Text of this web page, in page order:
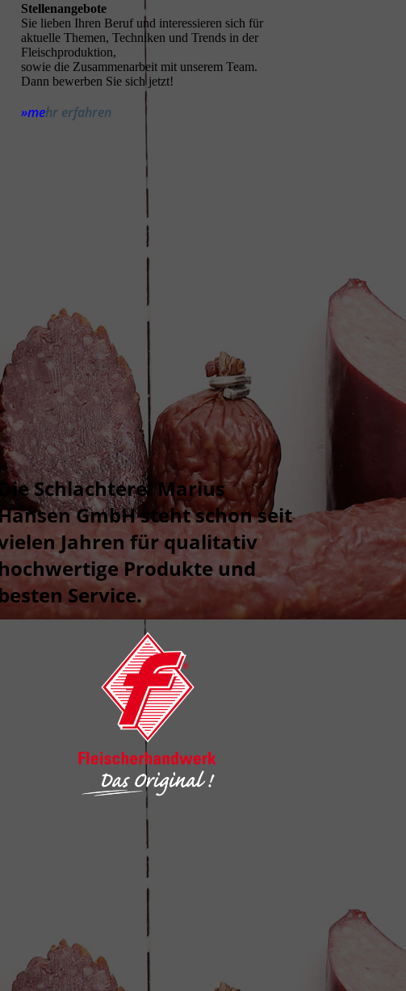
Stellenangebote
Sie lieben Ihren Beruf und interessieren sich für
aktuelle Themen, Techniken und Trends in der
Fleischproduktion,
sowie die Zusammenarbeit mit unserem Team.
Dann bewerben Sie sich jetzt!
»mehr erfahren
Die Schlachterei Marius
GmbH steht schon seit
Jahren für qualitativ
Produkte und
besten Service.